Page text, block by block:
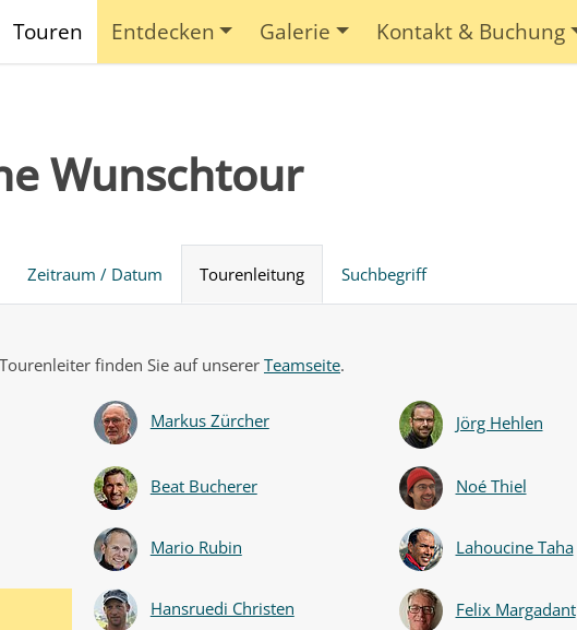
Touren Entdecken Galerie Kontakt & Buchung
Wunschtour
Zeitraum / Datum Tourenleitung Suchbegriff
finden Sie auf unserer Teamseite.
Markus Zürcher Jörg Hehlen
Beat Bucherer Noé Thiel
Mario Rubin Lahoucine Taha
Hansruedi Christen Felix Margadant